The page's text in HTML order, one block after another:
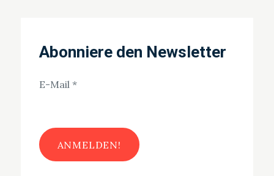
Abonniere den Newsletter
E-Mail *